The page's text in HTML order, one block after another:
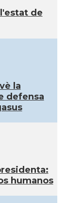
de
la
defensa
humanos